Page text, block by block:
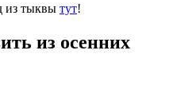
из тыквы тут!
из осенних